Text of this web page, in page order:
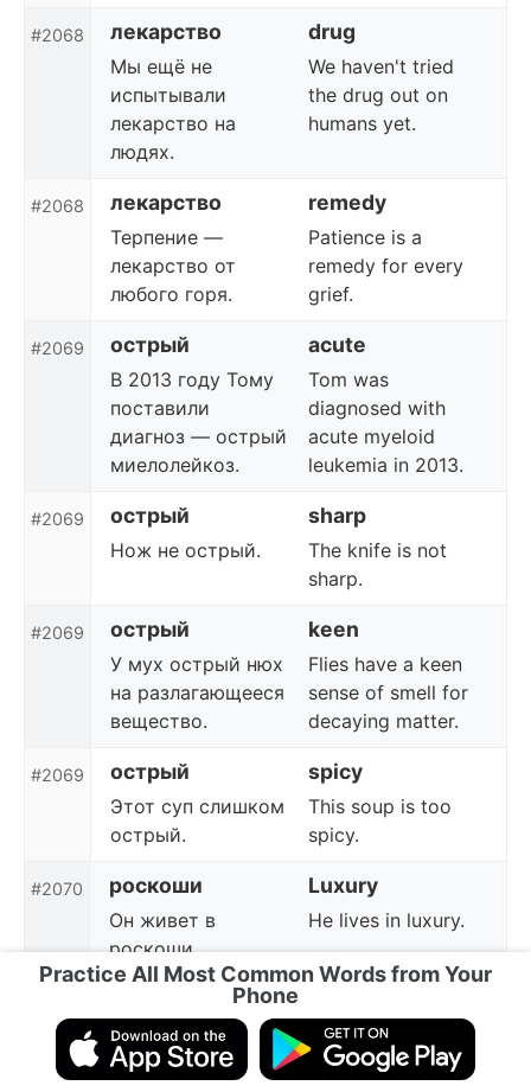
#2068 лекарство drug
Мы ещё не
испытывали
лекарство на
людях.
We haven't tried
the drug out on
humans yet.
#2068 лекарство remedy
Терпение —
лекарство от
любого горя.
Patience is a
remedy for every
grief.
#2069 острый acute
В 2013 году Тому
поставили
диагноз — острый
миелолейкоз.
Tom was
diagnosed with
acute myeloid
leukemia in 2013.
#2069 острый sharp
Нож не острый.
The knife is not
sharp.
#2069 острый keen
У мух острый нюх
на разлагающееся
вещество.
Flies have a keen
sense of smell for
decaying matter.
#2069 острый spicy
Этот суп слишком
острый.
This soup is too
spicy.
#2070 роскоши Luxury
Он живет в
роскоши.
He lives in luxury.
Встань на весы.
Stand on the
scales.
Practice All Most Common Words from Your
Phone